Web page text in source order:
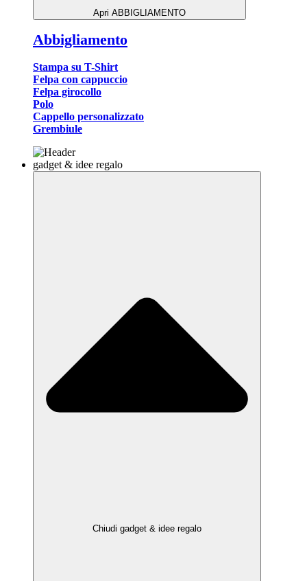
Apri ABBIGLIAMENTO
Abbigliamento
Stampa su T-Shirt
Felpa con cappuccio
Felpa girocollo
Polo
Cappello personalizzato
Grembiule
gadget & idee regalo
Chiudi gadget & idee regalo